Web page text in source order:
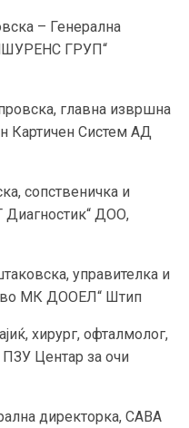
– Генерална
ГРУП“
главна извршна
Картичен Систем АД
сопственичка и
Диагностик“ ДОО,
управителка и
МК ДООЕЛ“ Штип
хирург, офталмолог,
Центар за очи
директорка, САВА